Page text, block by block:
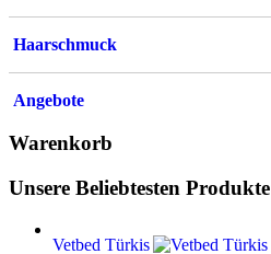
Haarschmuck
Angebote
Warenkorb
Unsere Beliebtesten Produkte
Vetbed Türkis